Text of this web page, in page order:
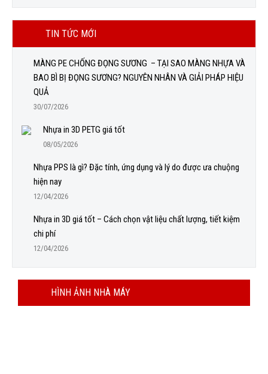
TIN TỨC MỚI
MÀNG PE CHỐNG ĐỌNG SƯƠNG – TẠI SAO MÀNG NHỰA VÀ
BAO BÌ BỊ ĐỌNG SƯƠNG? NGUYÊN NHÂN VÀ GIẢI PHÁP HIỆU
QUẢ
30/07/2026
Nhựa in 3D PETG giá tốt
08/05/2026
Nhựa PPS là gì? Đặc tính, ứng dụng và lý do được ưa chuộng
hiện nay
12/04/2026
Nhựa in 3D giá tốt – Cách chọn vật liệu chất lượng, tiết kiệm
chi phí
12/04/2026
HÌNH ẢNH NHÀ MÁY